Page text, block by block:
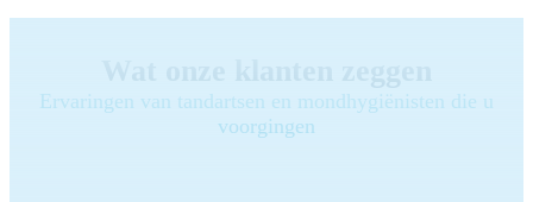
Ervaringen van tandartsen en mondhygiënisten die u
voorgingen